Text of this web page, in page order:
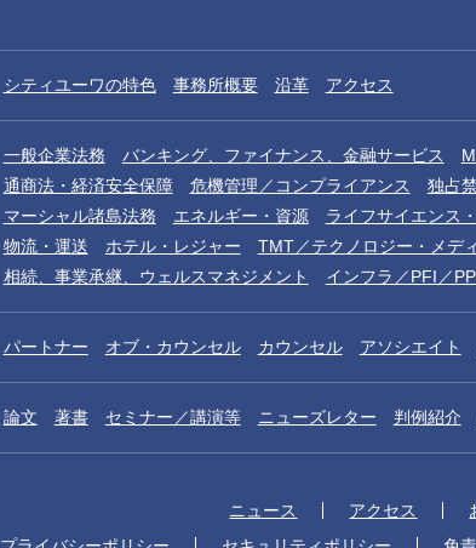
シティユーワの特色 事務所概要 沿革 アクセス
一般企業法務 バンキング、ファイナンス、金融サービス
通商法・経済安全保障
危機管理／コンプライアンス 独占
マーシャル諸島法務
エネルギー・資源 ライフサイエンス
物流・運送
ホテル・レジャー TMT／テクノロジー・メデ
相続、事業承継、ウェルスマネジメント
インフラ／PFI／
パートナー オブ・カウンセル カウンセル アソシエイト
論文 著書 セミナー／講演等 ニューズレター 判例紹介
ニュース アクセス